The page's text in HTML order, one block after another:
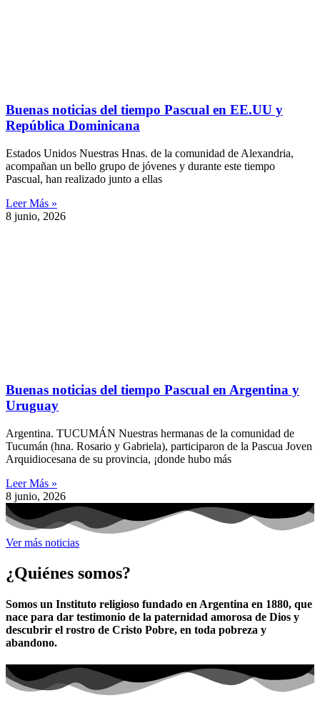
Buenas noticias del tiempo Pascual en EE.UU y
República Dominicana
Estados Unidos Nuestras Hnas. de la comunidad de Alexandria,
acompañan un bello grupo de jóvenes y durante este tiempo
Pascual, han realizado junto a ellas
Leer Más »
8 junio, 2026
Buenas noticias del tiempo Pascual en Argentina y
Uruguay
Argentina. TUCUMÁN Nuestras hermanas de la comunidad de
Tucumán (hna. Rosario y Gabriela), participaron de la Pascua Joven
Arquidiocesana de su provincia, ¡donde hubo más
Leer Más »
8 junio, 2026
Ver más noticias
¿Quiénes somos?
Somos un Instituto religioso fundado en Argentina en 1880, que
nace para dar testimonio de la paternidad amorosa de Dios y
descubrir el rostro de Cristo Pobre, en toda pobreza y
abandono.